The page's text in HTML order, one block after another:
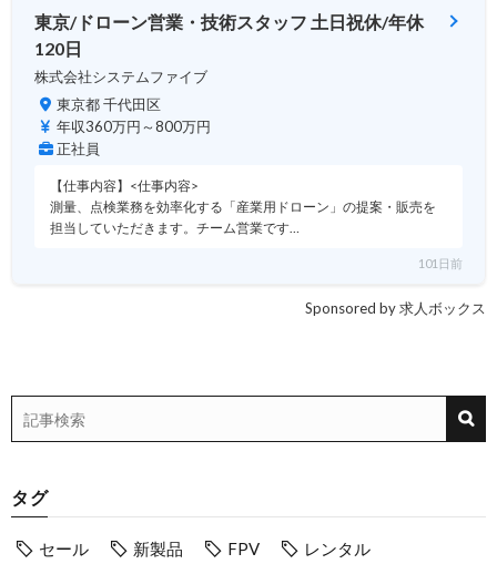
東京/ドローン営業・技術スタッフ 土日祝休/年休
120日
株式会社システムファイブ
東京都 千代田区
年収360万円～800万円
正社員
【仕事内容】<仕事内容>
測量、点検業務を効率化する「産業用ドローン」の提案・販売を
担当していただきます。チーム営業です…
101日前
Sponsored by 求人ボックス
タグ
セール 新製品 FPV レンタル